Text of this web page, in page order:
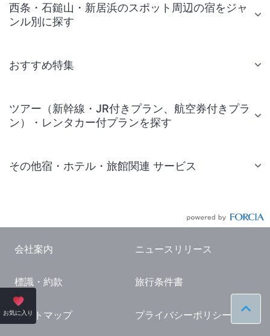
お気に入り ペー
西条・石鎚山・新居浜のスポット周辺の宿をジャ
ンル別に探す
おすすめ特集
ツアー（新幹線・JR付きプラン、航空券付きプラ
ン）・レンタカー付プランを探す
その他宿・ホテル・旅館関連 サービス
国内観光ガイド
旅行・観光情報
会社案内 ニュースリリース
標識・約款 旅行条件書
サイトマップ プライバシーポリシー